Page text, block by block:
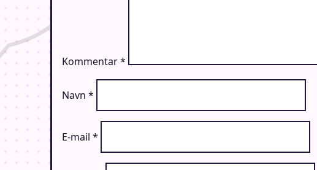
Kommentar*
Navn *
E-mail *